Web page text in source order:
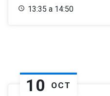
13:35 a 14:50
10 OCT